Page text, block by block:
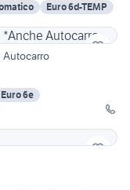
Euro 6d-TEMP
Autocarro
Euro 6e